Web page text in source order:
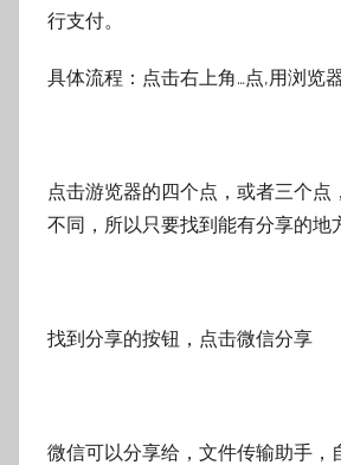
行支付。
具体流程：点击右上角…点,用浏览
点击游览器的四个点，或者三个点
不同，所以只要找到能有分享的地
找到分享的按钮，点击微信分享
微信可以分享给，文件传输助手，